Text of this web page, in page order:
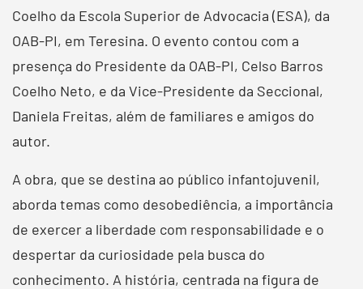
Coelho da Escola Superior de Advocacia (ESA), da
OAB-PI, em Teresina. O evento contou com a
presença do Presidente da OAB-PI, Celso Barros
Coelho Neto, e da Vice-Presidente da Seccional,
Daniela Freitas, além de familiares e amigos do
autor.
A obra, que se destina ao público infantojuvenil,
aborda temas como desobediência, a importância
de exercer a liberdade com responsabilidade e o
despertar da curiosidade pela busca do
conhecimento. A história, centrada na figura de